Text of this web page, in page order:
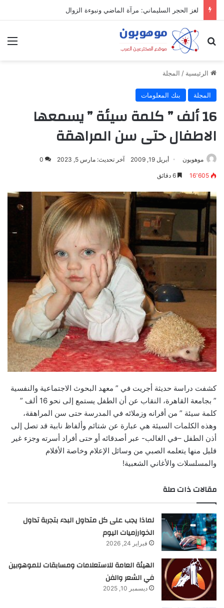
بحث عن
الرئيسية / المجلة
المجلة بنك المعلومات
16 ألف ” كلمة سيئة ” يسمعها
الاطفال حتى سن المراهقة
موهوبون أبريل 19, 2009 آخر تحديث: مارس 5, 2023 0
16٬605
كشفت دراسة حديثة أجريت في ” معهد البحوث الاجتماعية والنفسية
” بجامعة القاهرة، النقاب عن أن الطفل يستمع إلى نحو 16 ألف ”
كلمة سيئة ” من أقرانه وزملائه في المدرسة حتى سن المراهقة،
وهذه الكلمات السيئة هي عبارة عن شتائم وألفاظ نابية قد تصل إلى
أذن الطفل –في الغالب- عبر أصدقائه أو حتى أفراد أسرته وجزء غير
قليل منها يتعلمه الصبي من وسائل الإعلام وخاصة الأفلام
والمسلسلات والأغاني الشعبية!
مقالات ذات صلة
لماذا يجب على كل متداول البدء بتجربة تداول
الخوارزميات اليوم
فبراير 24, 2026
الهيئة العامة للاستعلامات ومسابقات للموهوبين
في الشعر والفن
ديسمبر 10, 2025